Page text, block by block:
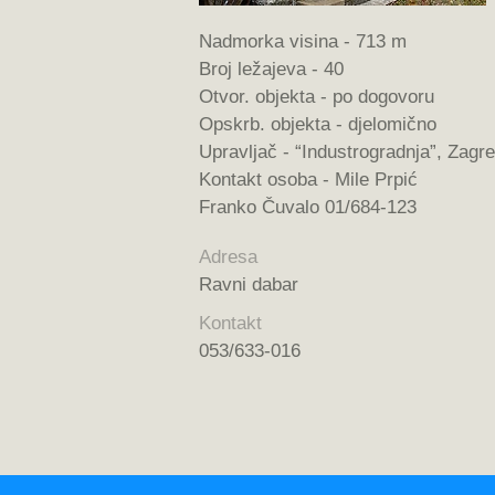
Nadmorka visina - 713 m
Broj ležajeva - 40
Otvor. objekta - po dogovoru
Opskrb. objekta - djelomično
Upravljač - “Industrogradnja”,
Kontakt osoba - Mile Prpić
Franko Čuvalo 01/684-123
Adresa
Ravni dabar
Kontakt
053/633-016